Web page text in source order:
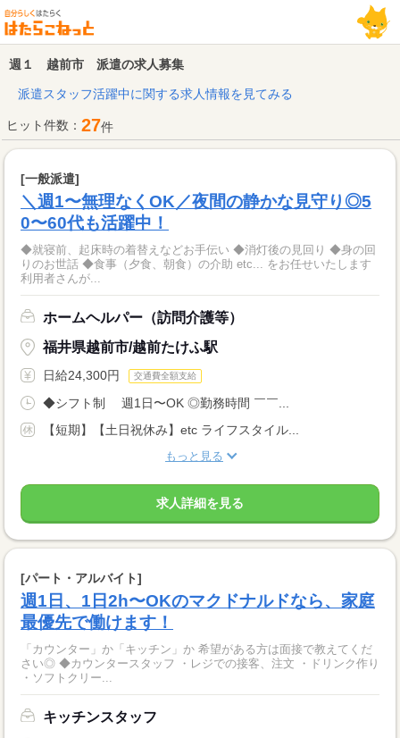
週１ 越前市 派遣の求人募集
派遣スタッフ活躍中に関する求人情報を見てみる
ヒット件数： 27件
[一般派遣]
＼週1〜無理なくOK／夜間の静かな見守り◎5
0〜60代も活躍中！
◆就寝前、起床時の着替えなどお手伝い ◆消灯後の見回り ◆身の回
りのお世話 ◆食事（夕食、朝食）の介助 etc... をお任せいたします
利用者さんが...
ホームヘルパー（訪問介護等）
福井県越前市/越前たけふ駅
日給24,300円 交通費全額支給
◆シフト制 週1日〜OK ◎勤務時間 ￣￣...
【短期】【土日祝休み】etc ライフスタイル...
もっと見る
求人詳細を見る
[パート・アルバイト]
週1日、1日2h〜OKのマクドナルドなら、家庭
最優先で働けます！
「カウンター」か「キッチン」か 希望がある方は面接で教えてくだ
さい◎ ◆カウンタースタッフ ・レジでの接客、注文 ・ドリンク作り
・ソフトクリー...
キッチンスタッフ